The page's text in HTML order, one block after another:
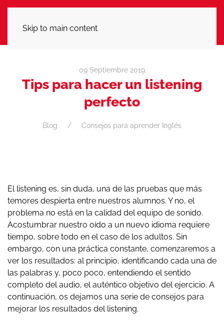
Skip to main content
09 Septiembre 2019
Tips para hacer un listening
perfecto
Blog Consejos para aprender Inglés
El listening es, sin duda, una de las pruebas que más
temores despierta entre nuestros alumnos. Y no, el
problema no está en la calidad del equipo de sonido.
Acostumbrar nuestro oído a un nuevo idioma requiere
tiempo, sobre todo en el caso de los adultos. Sin
embargo, con una práctica constante, comenzaremos a
ver los resultados: al principio, identificando cada una de
las palabras y, poco poco, entendiendo el sentido
completo del audio, el auténtico objetivo del ejercicio. A
continuación, os dejamos una serie de consejos para
mejorar los resultados del listening.